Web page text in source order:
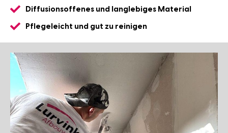
Diffusionsoffenes und langlebiges Material
Pflegeleicht und gut zu reinigen